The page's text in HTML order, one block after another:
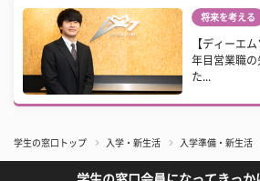
将来を考える
【ディーエ
年目営業職の
た...
学生の窓口トップ 入学・新生活 入学準備・新生活